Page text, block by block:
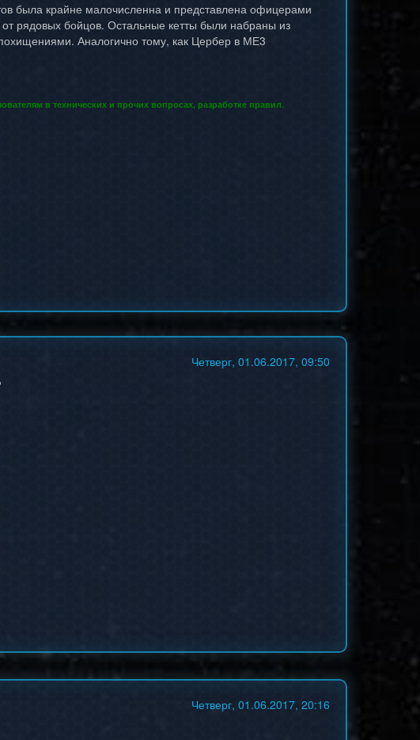
была крайне малочисленна и представлена офицерами
рядовых бойцов. Остальные кетты были набраны из
Аналогично тому, как Цербер в МЕ3
в технических и прочих вопросах, разработке правил.
Четверг, 01.06.2017, 09:50
Четверг, 01.06.2017, 20:16